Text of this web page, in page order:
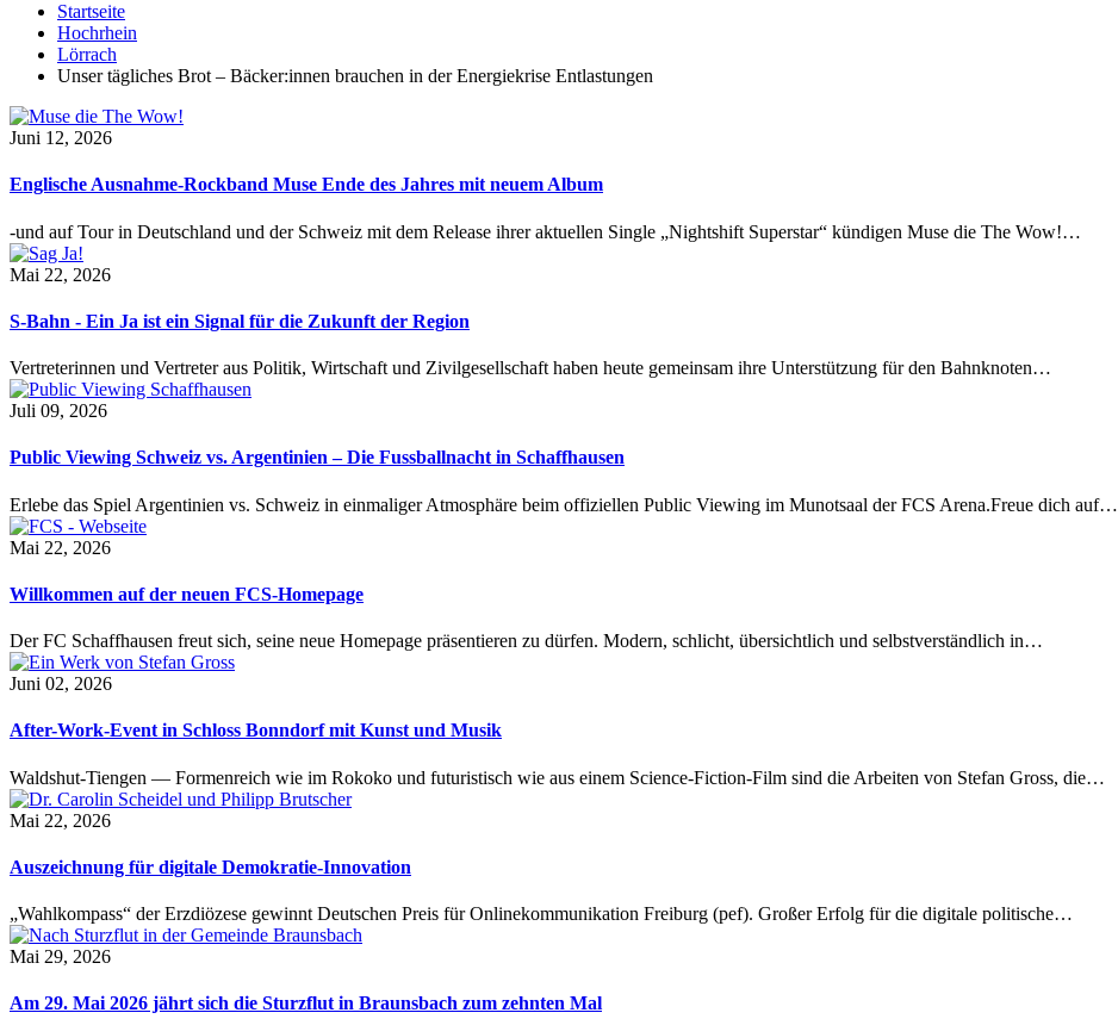
Startseite
Hochrhein
Lörrach
Unser tägliches Brot – Bäcker:innen brauchen in der Energiekrise Entlastungen
Juni 12, 2026
Englische Ausnahme-Rockband Muse Ende des Jahres mit neuem Album
-und auf Tour in Deutschland und der Schweiz mit dem Release ihrer aktuellen Single „Nightshift Superstar“ kündigen Muse die The Wow!…
Mai 22, 2026
S-Bahn - Ein Ja ist ein Signal für die Zukunft der Region
Vertreterinnen und Vertreter aus Politik, Wirtschaft und Zivilgesellschaft haben heute gemeinsam ihre Unterstützung für den Bahnknoten…
Juli 09, 2026
Public Viewing Schweiz vs. Argentinien – Die Fussballnacht in Schaffhausen
Erlebe das Spiel Argentinien vs. Schweiz in einmaliger Atmosphäre beim offiziellen Public Viewing im Munotsaal der FCS Arena.Freue dich auf…
Mai 22, 2026
Willkommen auf der neuen FCS-Homepage
Der FC Schaffhausen freut sich, seine neue Homepage präsentieren zu dürfen. Modern, schlicht, übersichtlich und selbstverständlich in…
Juni 02, 2026
After-Work-Event in Schloss Bonndorf mit Kunst und Musik
Waldshut-Tiengen — Formenreich wie im Rokoko und futuristisch wie aus einem Science-Fiction-Film sind die Arbeiten von Stefan Gross, die…
Mai 22, 2026
Auszeichnung für digitale Demokratie-Innovation
„Wahlkompass“ der Erzdiözese gewinnt Deutschen Preis für Onlinekommunikation Freiburg (pef). Großer Erfolg für die digitale politische…
Mai 29, 2026
Am 29. Mai 2026 jährt sich die Sturzflut in Braunsbach zum zehnten Mal